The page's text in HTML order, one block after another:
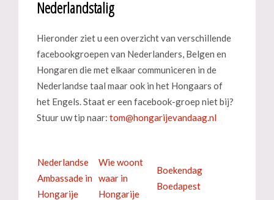
Nederlandstalig
Hieronder ziet u een overzicht van verschillende
facebookgroepen van Nederlanders, Belgen en
Hongaren die met elkaar communiceren in de
Nederlandse taal maar ook in het Hongaars of
het Engels. Staat er een facebook-groep niet bij?
Stuur uw tip naar:
Nederlandse
Ambassade in
Hongarije
Wie woont
waar in
Hongarije
Boekendag
Boedapest